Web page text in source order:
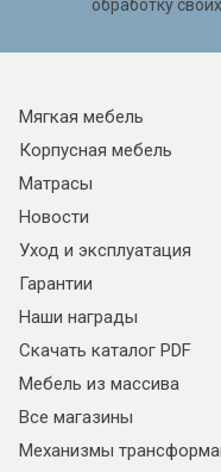
обработку
Мягкая мебель
Корпусная мебель
Матрасы
Новости
Уход и эксплуатация
Гарантии
Наши награды
Скачать каталог PDF
Мебель из массива
Все магазины
Механизмы